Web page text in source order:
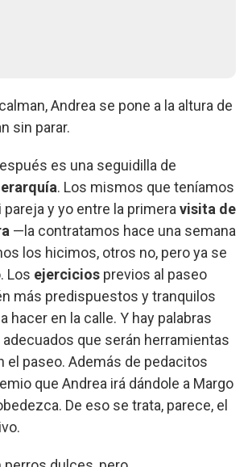
Andrea se pone a la altura de
sin parar.
es una seguidilla de
. Los mismos que teníamos
y yo entre la primera visita de
—la contratamos hace una semana
los hicimos, otros no, pero ya se
Los ejercicios previos al paseo
más predispuestos y tranquilos
hacer en la calle. Y hay palabras
que serán herramientas
el paseo. Además de pedacitos
que Andrea irá dándole a Margo
De eso se trata, parece, el